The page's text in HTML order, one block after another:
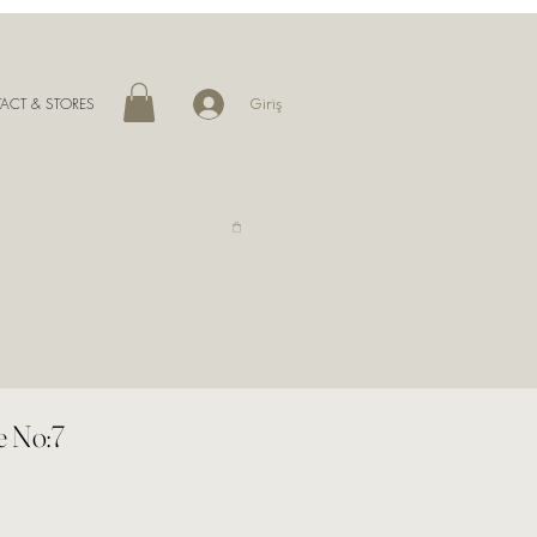
& STORES Giriş
No:7